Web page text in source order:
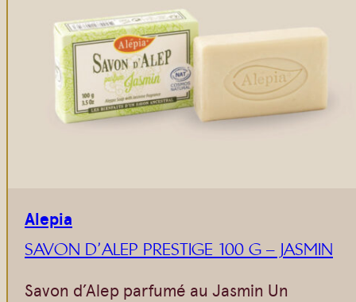
Alepia
SAVON D’ALEP PRESTIGE 100 G – JASMIN
Savon d’Alep parfumé au Jasmin Un